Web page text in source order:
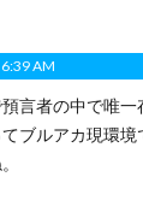
AM
言者の中で唯
ブルアカ現環